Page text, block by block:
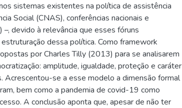
sistemas existentes na política de assistência
Social (CNAS), conferências nacionais e
devido à relevância que esses fóruns
dessa política. Como framework
por Charles Tilly (2013) para se analisarem
amplitude, igualdade, proteção e caráter
Acrescentou-se a esse modelo a dimensão formal
bem como a pandemia de covid-19 como
A conclusão aponta que, apesar de não ter